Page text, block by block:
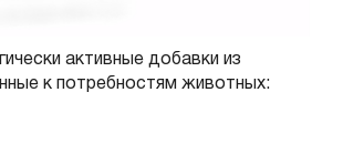
активные добавки из
к потребностям животных: